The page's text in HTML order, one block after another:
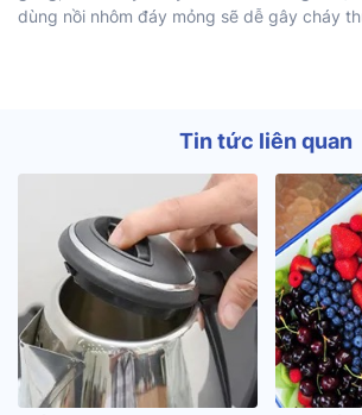
dùng nồi nhôm đáy mỏng sẽ dễ gây cháy
Tin tức liên quan